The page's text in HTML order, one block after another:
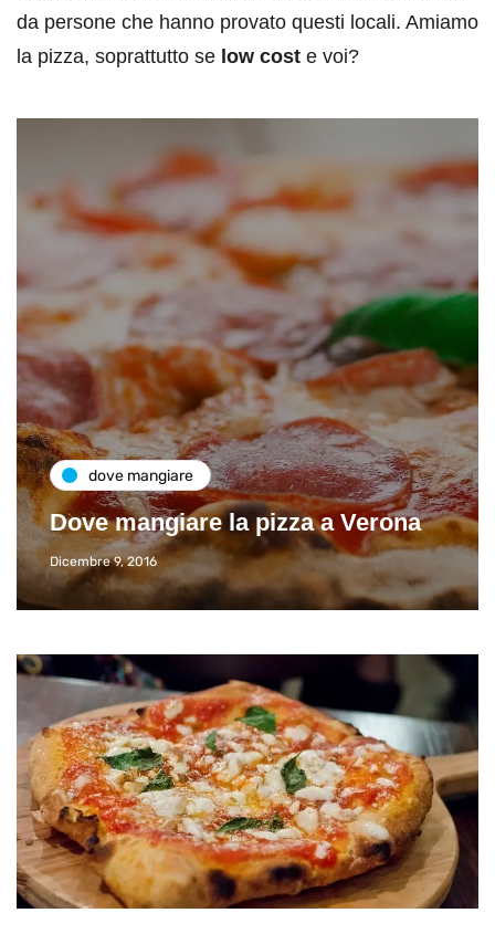
da persone che hanno provato questi locali. Amiamo
la pizza, soprattutto se low cost e voi?
dove mangiare
Dove mangiare la pizza a Verona
Dicembre 9, 2016